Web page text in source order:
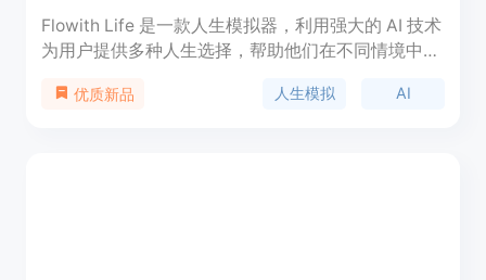
Flowith Life 是一款人生模拟器，利用强大的 AI 技术
为用户提供多种人生选择，帮助他们在不同情境中探
体验，吸引广泛的用户群体。产品定位于帮助用户思
优质新品 人生模拟 AI